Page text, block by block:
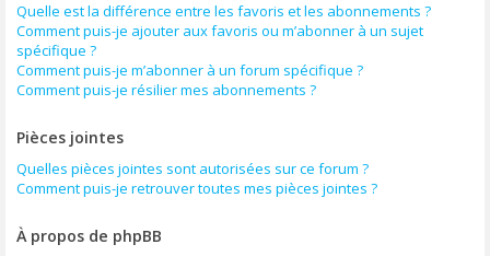
Quelle est la différence entre les favoris et les abonnements ?
Comment puis-je ajouter aux favoris ou m’abonner à un sujet
spécifique ?
Comment puis-je m’abonner à un forum spécifique ?
Comment puis-je résilier mes abonnements ?
Pièces jointes
Quelles pièces jointes sont autorisées sur ce forum ?
Comment puis-je retrouver toutes mes pièces jointes ?
À propos de phpBB